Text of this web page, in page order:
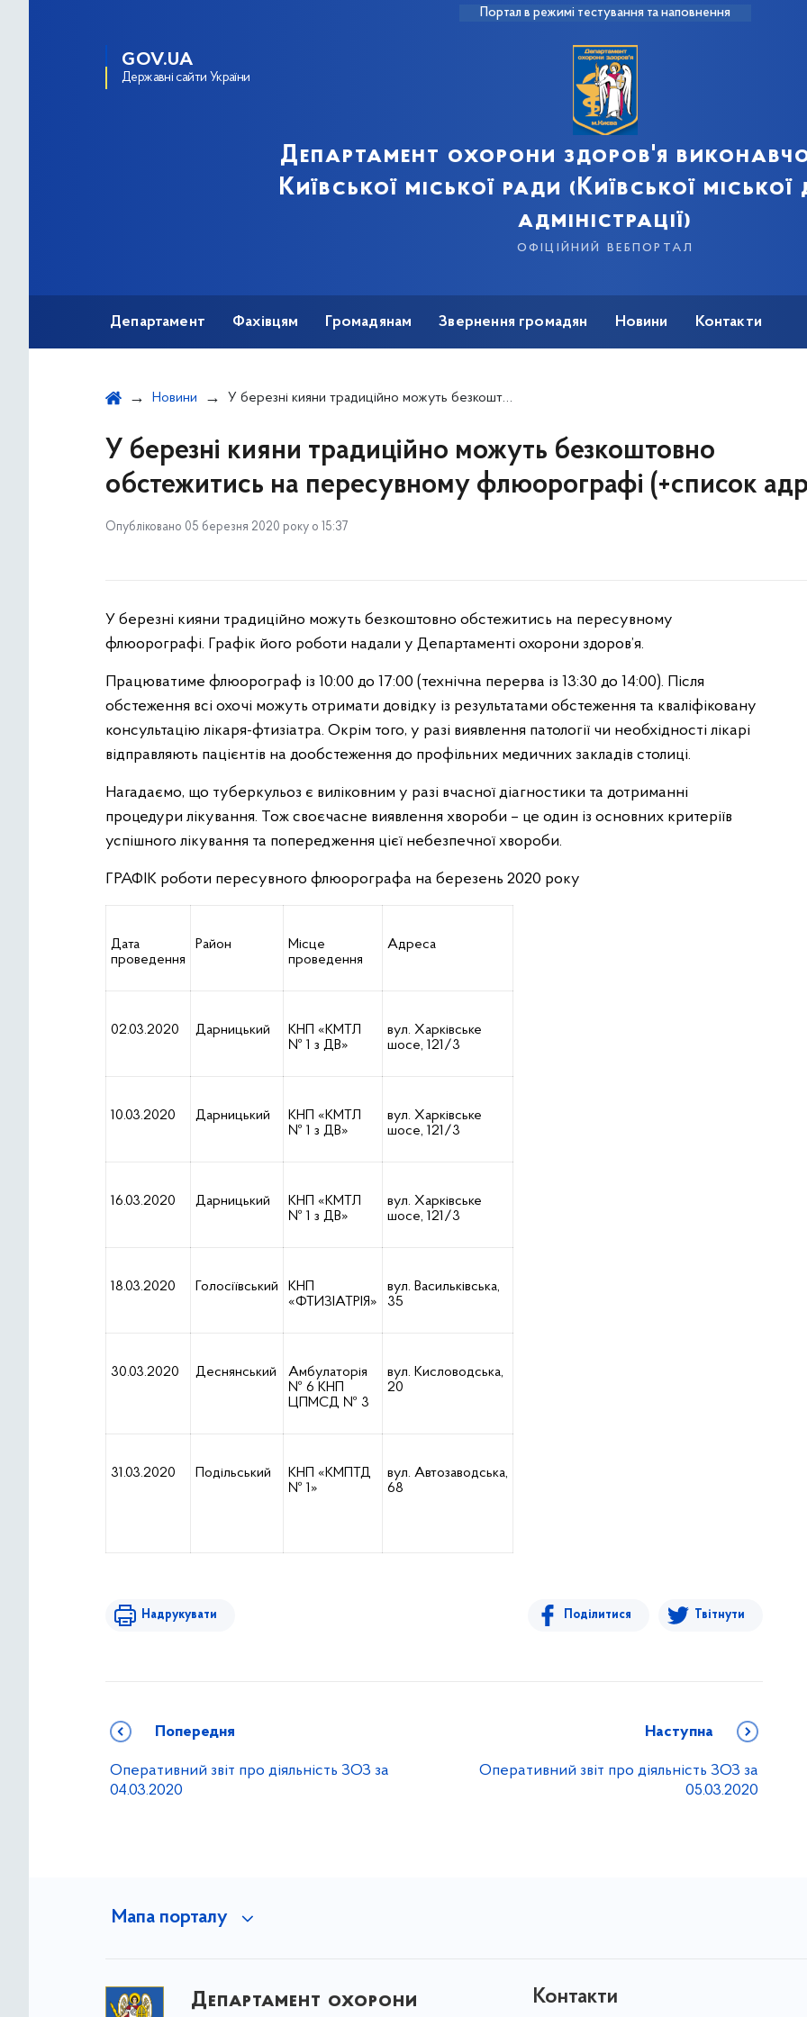
Портал в режимі тестування та наповнення
GOV.UA
Державні сайти України
Департамент охорони здоров'я
Київської міської ради (Київської
адміністрації)
офіційний вебпортал
Департамент Фахівцям Громадянам Звернення громадян Новини Контакти
Новини У березні кияни традиційно можуть безкоштовно обстежитись на пересувному флюорографі (+список адрес)
У березні кияни традиційно можуть безкоштовно
обстежитись на пересувному флюорографі (+список
Опубліковано 05 березня 2020 року о 15:37
У березні кияни традиційно можуть безкоштовно обстежитись на пересувному
флюорографі. Графік його роботи надали у Департаменті охорони здоров’я.
Працюватиме флюорограф із 10:00 до 17:00 (технічна перерва із 13:30 до 14:00). Після
обстеження всі охочі можуть отримати довідку із результатами обстеження та кваліфіковану
консультацію лікаря-фтизіатра. Окрім того, у разі виявлення патології чи необхідності лікарі
відправляють пацієнтів на дообстеження до профільних медичних закладів столиці.
Нагадаємо, що туберкульоз є виліковним у разі вчасної діагностики та дотриманні
процедури лікування. Тож своєчасне виявлення хвороби – це один із основних критеріїв
успішного лікування та попередження цієї небезпечної хвороби.
ГРАФІК роботи пересувного флюорографа на березень 2020 року
Дата
проведення
Район
Місце
проведення
Адреса
02.03.2020 Дарницький
КНП «КМТЛ
№ 1 з ДВ»
вул. Харківське
шосе, 121/3
10.03.2020 Дарницький
КНП «КМТЛ
№ 1 з ДВ»
вул. Харківське
шосе, 121/3
16.03.2020 Дарницький
КНП «КМТЛ
№ 1 з ДВ»
вул. Харківське
шосе, 121/3
18.03.2020 Голосіївський
КНП
«ФТИЗІАТРІЯ»
вул. Васильківська,
35
30.03.2020 Деснянський
Амбулаторія
№ 6 КНП
ЦПМСД № 3
вул. Кисловодська,
20
31.03.2020 Подільський
КНП «КМПТД
№ 1»
вул. Автозаводська,
68
Надрукувати Поділитися Твітнути
Попередня
Оперативний звіт про діяльність ЗОЗ за
04.03.2020
Наступна
Оперативний звіт про діяльність ЗОЗ за
05.03.2020
Мапа порталу
Департамент охорони Контакти